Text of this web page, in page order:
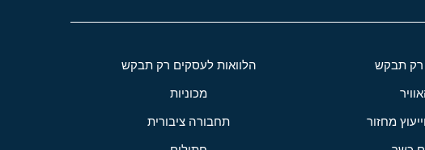
רק תבקש הלוואות לעסקים רק תבקש
מכוניות
מחזור תחבורה ציבורית